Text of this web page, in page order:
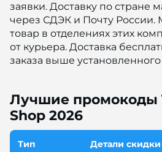
заявки. Доставку по стране
через СДЭК и Почту России.
товар в отделениях этих
от курьера. Доставка
заказа выше
Лучшие промокоды
Shop 2026
Тип Детали скидки